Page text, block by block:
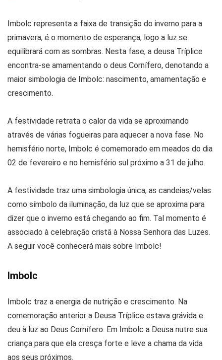
Imbolc representa a faixa de transição do inverno para a
primavera, é o momento de esperança, logo a luz se
equilibrará com as sombras. Nesta fase, a deusa Tríplice
encontra-se amamentando o deus Cornífero, denotando a
maior simbologia de Imbolc: nascimento, amamentação e
crescimento.
A festividade retrata o calor da vida se aproximando
através de várias fogueiras para aquecer a nova fase. No
hemisfério norte, Imbolc é comemorado em meados do dia
02 de fevereiro e no hemisfério sul próximo a 31 de julho.
A festividade traz uma simbologia única, as candeias/velas
como símbolo da iluminação, da luz que se aproxima para
dizer que o inverno está chegando ao fim. Tal momento é
associado à celebração cristã à Nossa Senhora das Luzes.
A seguir você conhecerá mais sobre Imbolc!
Imbolc
Imbolc traz a energia de nutrição e crescimento. Na
comemoração anterior a Deusa Tríplice estava grávida e
deu à luz ao Deus Cornífero. Em Imbolc a Deusa nutre sua
criança para que ela cresça forte e leve a chama da vida
aos seus próximos.